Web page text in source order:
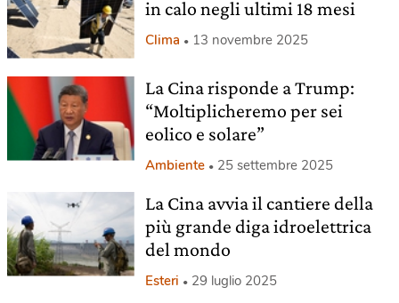
in calo negli ultimi 18 mesi
Clima 13 novembre 2025
La Cina risponde a Trump:
“Moltiplicheremo per sei
eolico e solare”
Ambiente 25 settembre 2025
La Cina avvia il cantiere della
più grande diga idroelettrica
del mondo
Esteri 29 luglio 2025